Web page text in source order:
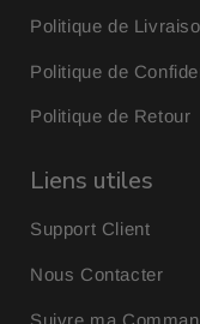
Politique de
Politique de
Politique de Retour
Liens utiles
Support Client
Nous Contacter
Suivre ma